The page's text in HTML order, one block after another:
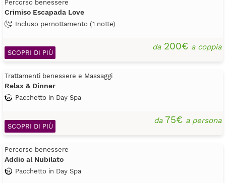
Percorso benessere
Crimiso Escapada Love
Incluso pernottamento (1 notte)
da200€ a coppia
SCOPRI DI PIÙ
Trattamenti benessere e Massaggi
Relax & Dinner
Pacchetto in Day Spa
da75€ a persona
SCOPRI DI PIÙ
Percorso benessere
Addio al Nubilato
Pacchetto in Day Spa